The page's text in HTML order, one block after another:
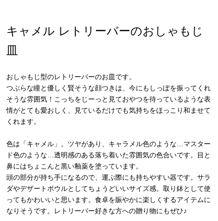
キャメル レトリーバーのおしゃもじ
皿
おしゃもじ型のレトリーバーのお皿です。
つぶらな瞳と優しく賢そうな顔つきは、今にもしっぽを振ってくれ
そうな雰囲気！こっちをじーっと見ておやつを待っているような表
情がとても愛おしく、見ているだけでも気持ちをほっこり和ませて
くれます。
色は「キャメル」。ツヤがあり、キャラメル色のような…マスター
ド色のような…透明感のある落ち着いた雰囲気の色合いです。目と
鼻にはちょこんと黒い釉薬を塗っています。
頭の部分が持ち手になるので、運ぶ際にも持ちやすい器です。サラ
ダやデザートボウルとしてちょうどいいサイズ感。取り鉢として使
ってもかわいいと思います。食卓を賑やかに楽しくするアイテムに
なりそうです。レトリーバー好きな方への贈り物にもぜひ♪